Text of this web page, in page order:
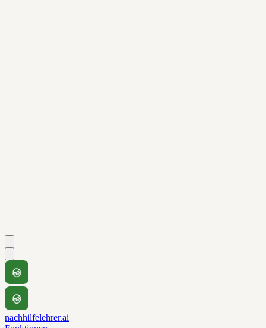
nachhilfelehrer.ai